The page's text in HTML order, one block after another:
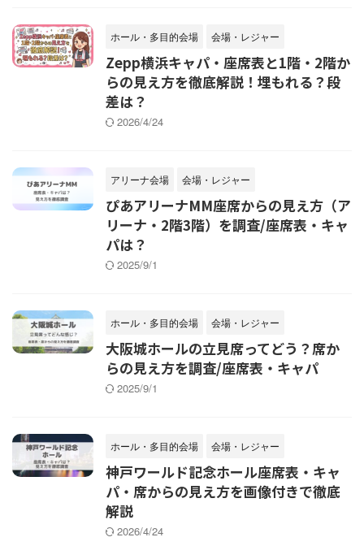
ホール・多目的会場 会場・レジャー
Zepp横浜キャパ・座席表と1階・2階か
らの見え方を徹底解説！埋もれる？段
差は？
2026/4/24
アリーナ会場 会場・レジャー
ぴあアリーナMM座席からの見え方（ア
リーナ・2階3階）を調査/座席表・キャ
パは？
2025/9/1
ホール・多目的会場 会場・レジャー
大阪城ホールの立見席ってどう？席か
らの見え方を調査/座席表・キャパ
2025/9/1
ホール・多目的会場 会場・レジャー
神戸ワールド記念ホール座席表・キャ
パ・席からの見え方を画像付きで徹底
解説
2026/4/24